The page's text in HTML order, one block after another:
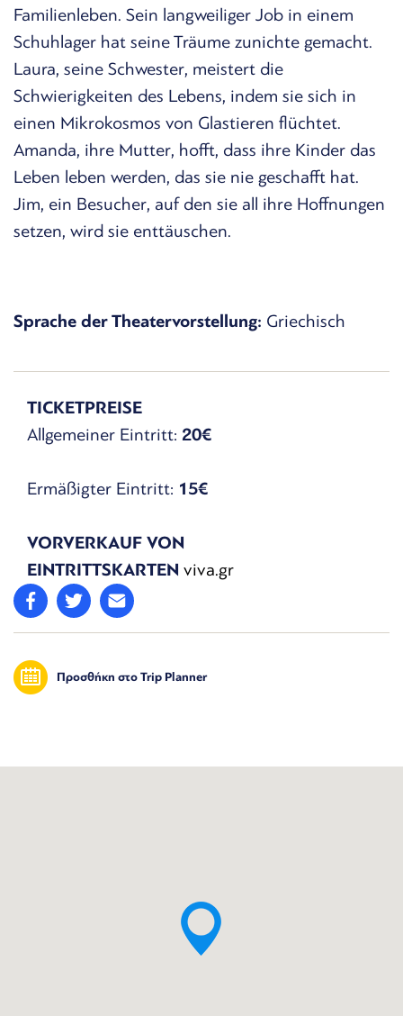
Familienleben. Sein langweiliger Job in einem
Schuhlager hat seine Träume zunichte gemacht.
Laura, seine Schwester, meistert die
Schwierigkeiten des Lebens, indem sie sich in
einen Mikrokosmos von Glastieren flüchtet.
Amanda, ihre Mutter, hofft, dass ihre Kinder das
Leben leben werden, das sie nie geschafft hat.
Jim, ein Besucher, auf den sie all ihre Hoffnungen
setzen, wird sie enttäuschen.
Sprache der Theatervorstellung: Griechisch
TICKETPREISE
Allgemeiner Eintritt: 20€
Ermäßigter Eintritt: 15€
VORVERKAUF VON
EINTRITTSKARTEN viva.gr
Προσθήκη στο Trip Planner